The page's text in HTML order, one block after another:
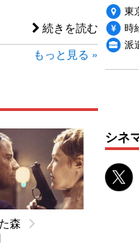
続きを読む
もっと見る »
森
東
時
派
シネ